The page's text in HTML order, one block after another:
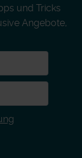
und Tricks
Angebote,